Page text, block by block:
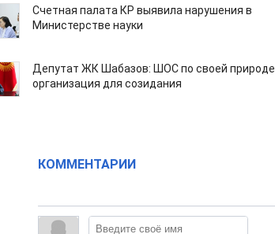
Счетная палата КР выявила нарушения в
Министерстве науки
Депутат ЖК Шабазов: ШОС по своей природе
организация для созидания
КОММЕНТАРИИ